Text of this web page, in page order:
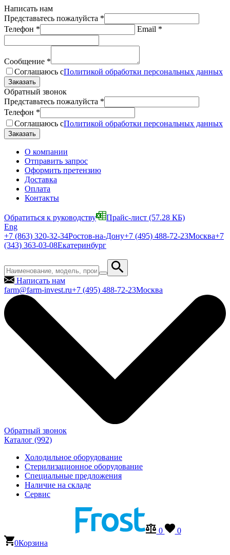
Написать нам
Представьтесь пожалуйста *
Телефон * Email *
Сообщение *
Соглашаюсь сПолитикой обработки персональных данных
Обратный звонок
Представьтесь пожалуйста *
Телефон *
Соглашаюсь сПолитикой обработки персональных данных
О компании
Отправить запрос
Оформить претензию
Доставка
Оплата
Контакты
Обратиться к руководству Прайс-лист (57.28 КБ)
Eng
+7 (863) 320-32-34Ростов-на-Дону+7 (495) 488-72-23Москва+7
(343) 363-03-08Екатеринбург
Написать нам
farm@farm-invest.ru+7 (495) 488-72-23Москва
Обратный звонок
Каталог (992)
Холодильное оборудование
Стерилизационное оборудование
Специальные предложения
Наличие на складе
Сервис
0
0
0Корзина